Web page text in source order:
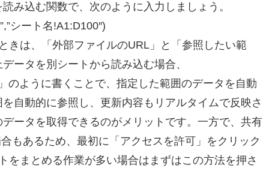
み込む関数で、次のように入力しましょう。
シート名!A1:D100″)
きは、「外部ファイルのURL」と「参照したい範
ータを別シートから読み込む場合、
のように書くことで、指定した範囲のデータを自動
自動的に参照し、更新内容もリアルタイムで反映さ
ータを取得できるのがメリットです。一方で、共有
もあるため、最初に「アクセスを許可」をクリック
をまとめる作業が多い場合はまずはこの方法を押さ